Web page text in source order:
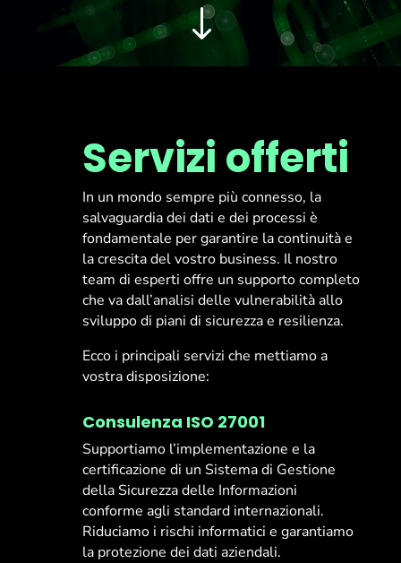
"
Servizi offerti
In un mondo sempre più connesso, la
salvaguardia dei dati e dei processi è
fondamentale per garantire la continuità e
la crescita del vostro business. Il nostro
team di esperti offre un supporto completo
che va dall’analisi delle vulnerabilità allo
sviluppo di piani di sicurezza e resilienza.
Ecco i principali servizi che mettiamo a
vostra disposizione:
Consulenza ISO 27001
Supportiamo l’implementazione e la
certificazione di un Sistema di Gestione
della Sicurezza delle Informazioni
conforme agli standard internazionali.
Riduciamo i rischi informatici e garantiamo
la protezione dei dati aziendali.